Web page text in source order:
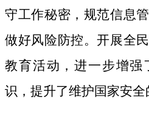
守工作秘密，规范信息
做好风险防控。开展全
教育活动，进一步增强
识，提升了维护国家安全